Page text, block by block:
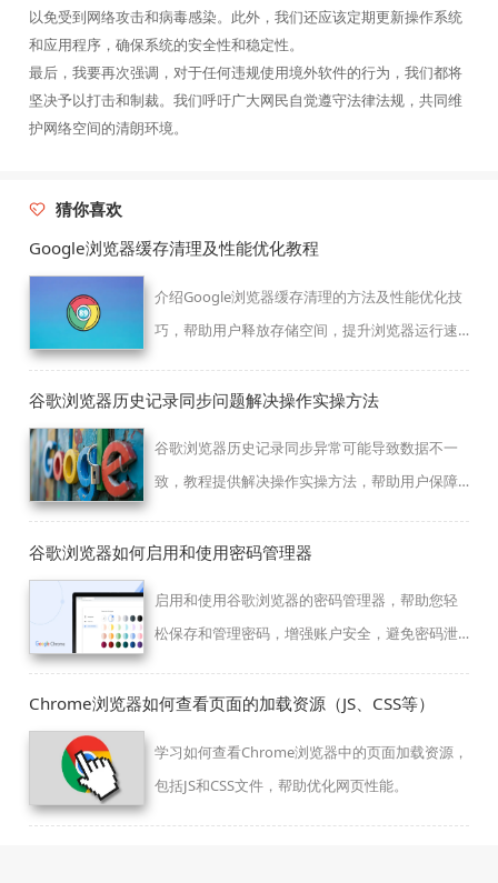
以免受到网络攻击和病毒感染。此外，我们还应该定期更新操作系统
和应用程序，确保系统的安全性和稳定性。
最后，我要再次强调，对于任何违规使用境外软件的行为，我们都将
坚决予以打击和制裁。我们呼吁广大网民自觉遵守法律法规，共同维
护网络空间的清朗环境。
猜你喜欢
Google浏览器缓存清理及性能优化教程
介绍Google浏览器缓存清理的方法及性能优化技
巧，帮助用户释放存储空间，提升浏览器运行速
谷歌浏览器历史记录同步问题解决操作实操方法
谷歌浏览器历史记录同步异常可能导致数据不一
致，教程提供解决操作实操方法，帮助用户保障
谷歌浏览器如何启用和使用密码管理器
启用和使用谷歌浏览器的密码管理器，帮助您轻
松保存和管理密码，增强账户安全，避免密码泄
Chrome浏览器如何查看页面的加载资源（JS、CSS等）
学习如何查看Chrome浏览器中的页面加载资源，
包括JS和CSS文件，帮助优化网页性能。